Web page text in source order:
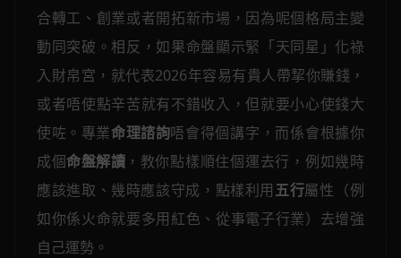
合轉工、創業或者開拓新市場，因為呢個格局主變
動同突破。相反，如果命盤顯示緊「天同星」化祿
入財帛宮，就代表2026年容易有貴人帶挈你賺錢，
或者唔使點辛苦就有不錯收入，但就要小心使錢大
使咗。專業命理諮詢唔會得個講字，而係會根據你
成個命盤解讀 ，教你點樣順住個運去行，例如幾時
應該進取、幾時應該守成，點樣利用五行屬性（例
如你係火命就要多用紅色、從事電子行業）去增強
自己運勢。